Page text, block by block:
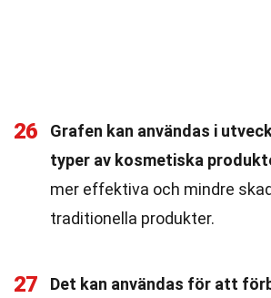
26
Grafen kan användas i
typer av kosmetiska
mer effektiva och mindre
traditionella produkter.
27
Det kan användas för att